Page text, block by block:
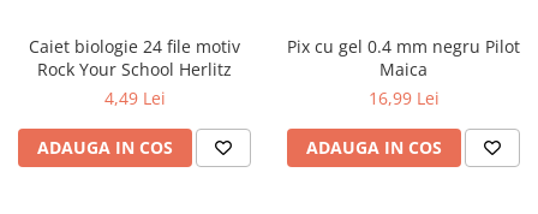
Penare neechipate
Penare tip etui
Acuarele și pensule școlare
Acuarele școlare și Tempera
Pensule școlare
Caiet biologie 24 file motiv
Rock Your School Herlitz
4,49 Lei
ADAUGA IN COS
Pix cu gel 0.4 mm negru Pilot
Maica
16,99 Lei
ADAUGA IN COS